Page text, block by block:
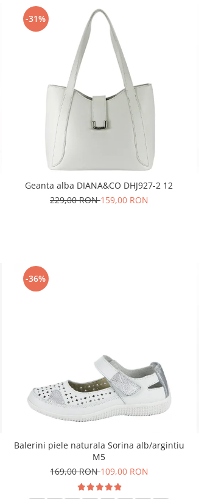
-31%
Geanta alba DIANA&CO DHJ927-2 12
229,00 RON159,00 RON
-36%
Balerini piele naturala Sorina alb/argintiu
M5
169,00 RON109,00 RON